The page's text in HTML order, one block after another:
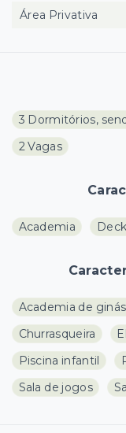
3 Dormitórios,
2 Vagas
Academia
Academia de
Churrasqueira
Piscina infantil
Sala de jogos
Área Privativa